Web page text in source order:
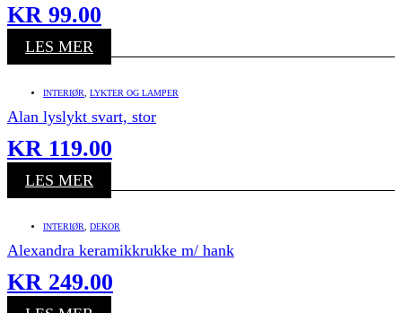
KR 99.00
LES MER
INTERIØR LYKTER OG LAMPER
Alan lyslykt svart, stor
KR 119.00
LES MER
INTERIØR DEKOR
Alexandra keramikkrukke m/ hank
KR 249.00